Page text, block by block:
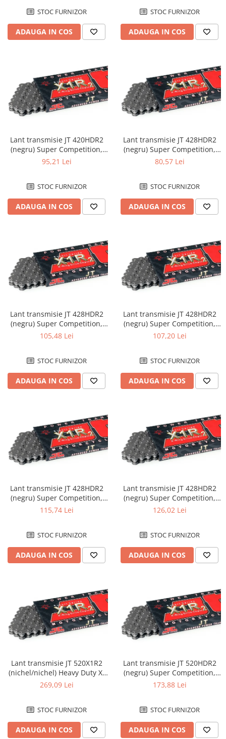
STOC FURNIZOR
ADAUGA IN COS
STOC FURNIZOR
ADAUGA IN COS
Lant transmisie JT 420HDR2
(negru) Super Competition,
L122, deschis/cheita cu
95,21 Lei
STOC FURNIZOR
ADAUGA IN COS
Lant transmisie JT 428HDR2
(negru) Super Competition,
L112, deschis/cheita cu
80,57 Lei
STOC FURNIZOR
ADAUGA IN COS
Lant transmisie JT 428HDR2
(negru) Super Competition,
L122, deschis/cheita cu
105,48 Lei
STOC FURNIZOR
ADAUGA IN COS
Lant transmisie JT 428HDR2
(negru) Super Competition,
L124, deschis/cheita cu
107,20 Lei
STOC FURNIZOR
ADAUGA IN COS
Lant transmisie JT 428HDR2
(negru) Super Competition,
L134, deschis/cheita cu
115,74 Lei
STOC FURNIZOR
ADAUGA IN COS
Lant transmisie JT 428HDR2
(negru) Super Competition,
L146, deschis/cheita cu
126,02 Lei
STOC FURNIZOR
ADAUGA IN COS
Lant transmisie JT 520X1R2
(nichel/nichel) Heavy Duty X-
Ring, L108, deschis/cheita
269,09 Lei
STOC FURNIZOR
ADAUGA IN COS
Lant transmisie JT 520HDR2
(negru) Super Competition,
L110, deschis/cheita cu
173,88 Lei
STOC FURNIZOR
ADAUGA IN COS